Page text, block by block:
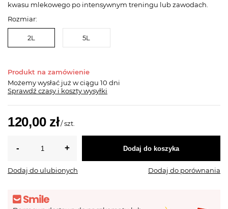
kwasu mlekowego po intensywnym treningu lub zawodach.
Rozmiar:
2L 5L
Produkt na zamówienie
Możemy wysłać już w ciągu 10 dni
Sprawdź czasy i koszty wysyłki
120,00 zł/szt.
Dodaj do koszyka
Dodaj do ulubionych Dodaj do porównania